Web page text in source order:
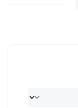
من الفخامة لأي